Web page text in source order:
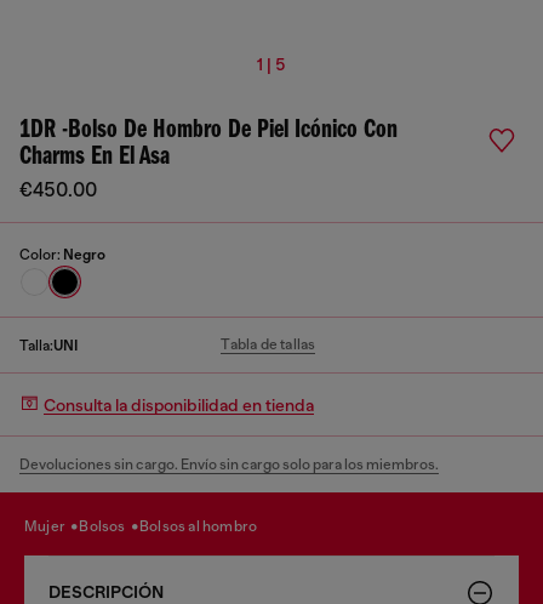
1 | 5
1DR -Bolso De Hombro De Piel Icónico Con
Charms En El Asa
€450.00
Color: Negro
Talla:UNI Tabla de tallas
Consulta la disponibilidad en tienda
Devoluciones sin cargo. Envío sin cargo solo para los miembros.
mujer bolsos bolsos al hombro
DESCRIPCIÓN